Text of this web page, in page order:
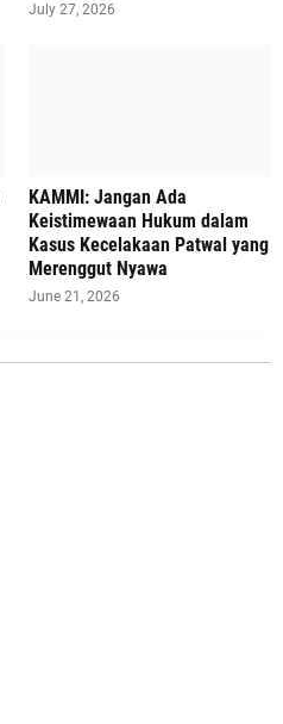
July 27, 2026
‎KAMMI: Jangan Ada
Keistimewaan Hukum dalam
Kasus Kecelakaan Patwal yang
Merenggut Nyawa
June 21, 2026